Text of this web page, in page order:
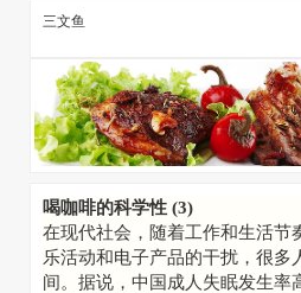
三文鱼
喝咖啡的科学性 (3)
在现代社会，随着工作和生活节
乐活动和电子产品的干扰，很多
间。据说，中国成人失眠发生率